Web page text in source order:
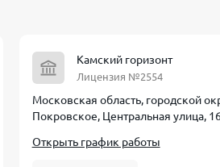
Камский горизонт
Лицензия №2554
Московская область, городской
Покровское, Центральная улица,
Открыть график работы